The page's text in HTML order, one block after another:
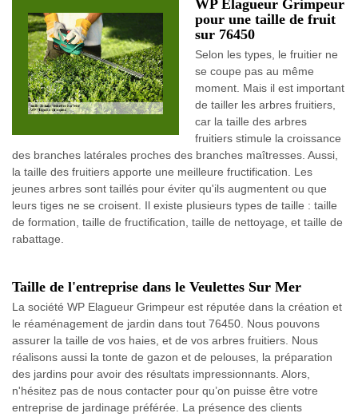
WP Elagueur Grimpeur
pour une taille de fruit
sur 76450
Selon les types, le fruitier ne
se coupe pas au même
moment. Mais il est important
de tailler les arbres fruitiers,
car la taille des arbres
fruitiers stimule la croissance
des branches latérales proches des branches maîtresses. Aussi,
la taille des fruitiers apporte une meilleure fructification. Les
jeunes arbres sont taillés pour éviter qu'ils augmentent ou que
leurs tiges ne se croisent. Il existe plusieurs types de taille : taille
de formation, taille de fructification, taille de nettoyage, et taille de
rabattage.
Taille de l'entreprise dans le Veulettes Sur Mer
La société WP Elagueur Grimpeur est réputée dans la création et
le réaménagement de jardin dans tout 76450. Nous pouvons
assurer la taille de vos haies, et de vos arbres fruitiers. Nous
réalisons aussi la tonte de gazon et de pelouses, la préparation
des jardins pour avoir des résultats impressionnants. Alors,
n'hésitez pas de nous contacter pour qu’on puisse être votre
entreprise de jardinage préférée. La présence des clients